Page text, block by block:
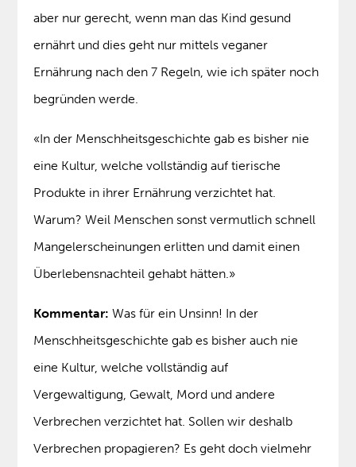
aber nur gerecht, wenn man das Kind gesund
ernährt und dies geht nur mittels veganer
Ernährung nach den 7 Regeln, wie ich später noch
begründen werde.
«In der Menschheitsgeschichte gab es bisher nie
eine Kultur, welche vollständig auf tierische
Produkte in ihrer Ernährung verzichtet hat.
Warum? Weil Menschen sonst vermutlich schnell
Mangelerscheinungen erlitten und damit einen
Überlebensnachteil gehabt hätten.»
Kommentar: Was für ein Unsinn! In der
Menschheitsgeschichte gab es bisher auch nie
eine Kultur, welche vollständig auf
Vergewaltigung, Gewalt, Mord und andere
Verbrechen verzichtet hat. Sollen wir deshalb
Verbrechen propagieren? Es geht doch vielmehr